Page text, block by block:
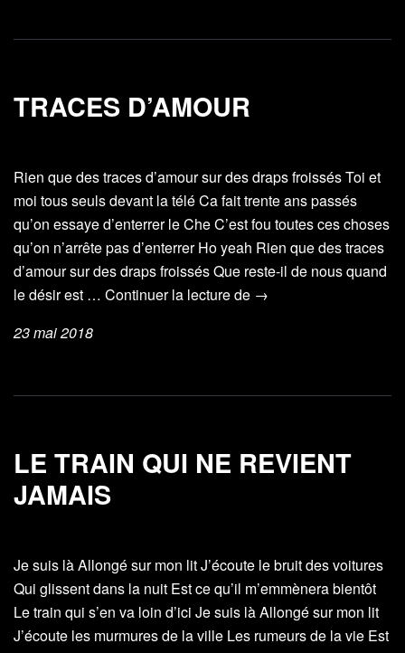
TRACES D’AMOUR
Rien que des traces d’amour sur des draps froissés Toi et
moi tous seuls devant la télé Ca fait trente ans passés
qu’on essaye d’enterrer le Che C’est fou toutes ces choses
qu’on n’arrête pas d’enterrer Ho yeah Rien que des traces
d’amour sur des draps froissés Que reste-il de nous quand
le désir est … Continuer la lecture de Traces
→
23 mai 2018
LE TRAIN QUI NE REVIENT
JAMAIS
Je suis là Allongé sur mon lit J’écoute le bruit des voitures
Qui glissent dans la nuit Est ce qu’il m’emmènera bientôt
Le train qui s’en va loin d’ici Je suis là Allongé sur mon lit
J’écoute les murmures de la ville Les rumeurs de la vie Est